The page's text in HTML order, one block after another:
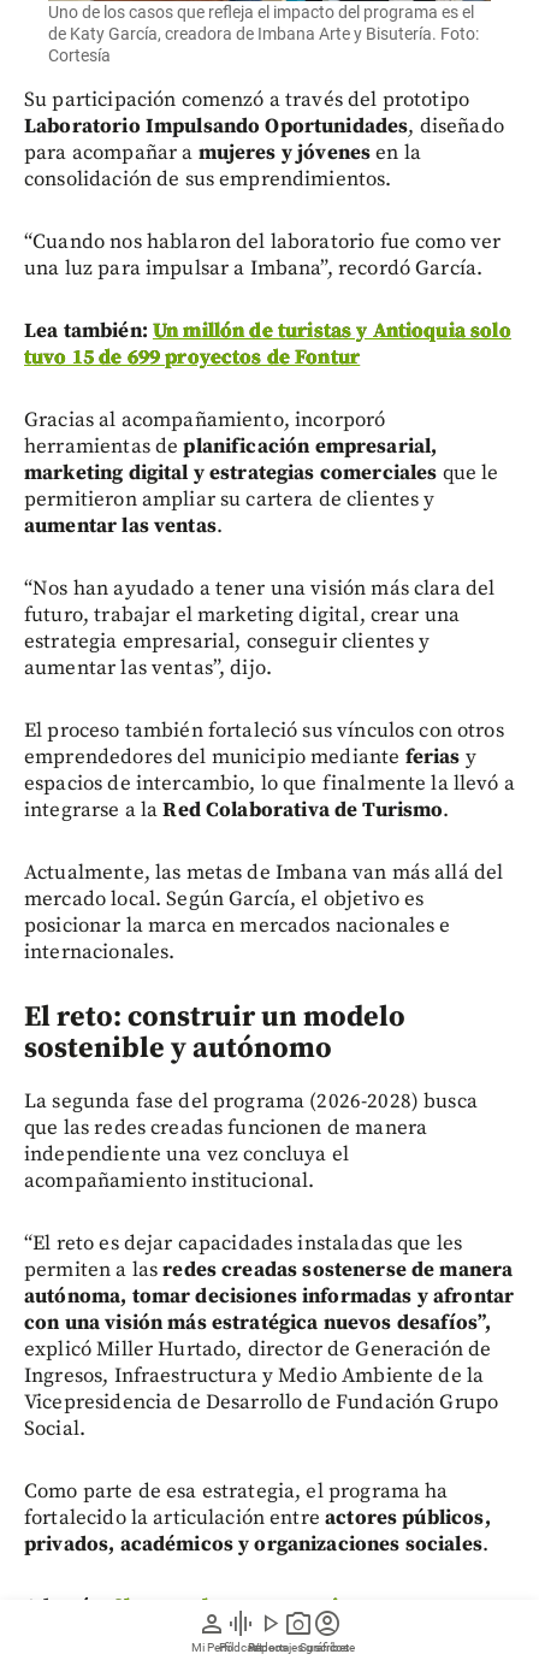
person
Mi Perfil
graphic_eq
Pódcast
play_arrow
Videos
photo_camera
Reportajes gráficos
account_circle
Suscríbete
Uno de los casos que refleja el impacto del programa es el
de Katy García, creadora de Imbana Arte y Bisutería. Foto:
Cortesía
Su participación comenzó a través del prototipo
Laboratorio Impulsando Oportunidades, diseñado
para acompañar a mujeres y jóvenesen la
consolidación de sus emprendimientos.
“Cuando nos hablaron del laboratorio fue como ver
una luz para impulsar a Imbana”, recordó García.
Lea también: Un millón de turistas y Antioquia solo
tuvo 15 de 699 proyectos de Fontur
Gracias al acompañamiento, incorporó
herramientas deplanificación empresarial,
marketing digital y estrategias comerciales que le
permitieron ampliar su cartera de clientes y
aumentar las ventas.
“Nos han ayudado a tener una visión más clara del
futuro, trabajar el marketing digital, crear una
estrategia empresarial, conseguir clientes y
aumentar las ventas”, dijo.
El proceso también fortaleció sus vínculos con otros
emprendedores del municipio mediante ferias y
espacios de intercambio, lo que finalmente la llevó a
integrarse a laRed Colaborativa de Turismo.
Actualmente, las metas de Imbana van más allá del
mercado local. Según García, el objetivo es
posicionar la marca en mercados nacionales e
internacionales.
El reto: construir un modelo
sostenible y autónomo
La segunda fase del programa (2026-2028) busca
que las redes creadas funcionen de manera
independiente una vez concluya el
acompañamiento institucional.
“El reto es dejar capacidades instaladas que les
permiten a lasredes creadas sostenerse de manera
autónoma, tomar decisiones informadas y afrontar
con una visión más estratégica nuevos desafíos”,
explicó Miller Hurtado, director de Generación de
Ingresos, Infraestructura y Medio Ambiente de la
Vicepresidencia de Desarrollo de Fundación Grupo
Social.
Como parte de esa estrategia, el programa ha
fortalecido la articulación entreactores públicos,
privados, académicos y organizaciones sociales.
Además:
Charcos, bosques y turismo
gastronómico: la ruta de los nuevos destinos que